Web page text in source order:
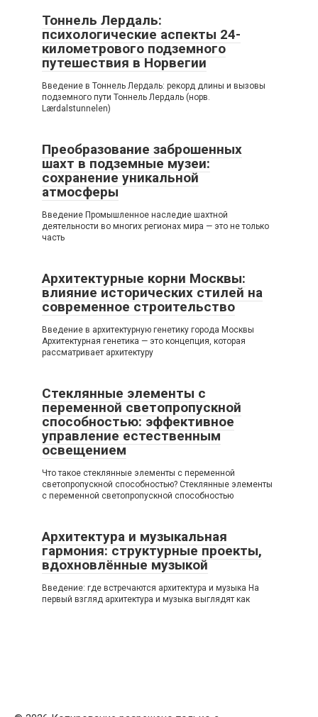
Тоннель Лердаль:
психологические аспекты 24-
километрового подземного
путешествия в Норвегии
Введение в Тоннель Лердаль: рекорд длины и вызовы
подземного пути Тоннель Лердаль (норв.
Lærdalstunnelen)
Преобразование заброшенных
шахт в подземные музеи:
сохранение уникальной
атмосферы
Введение Промышленное наследие шахтной
деятельности во многих регионах мира — это не только
часть
Архитектурные корни Москвы:
влияние исторических стилей на
современное строительство
Введение в архитектурную генетику города Москвы
Архитектурная генетика — это концепция, которая
рассматривает архитектуру
Стеклянные элементы с
переменной светопропускной
способностью: эффективное
управление естественным
освещением
Что такое стеклянные элементы с переменной
светопропускной способностью? Стеклянные элементы
с переменной светопропускной способностью
Архитектура и музыкальная
гармония: структурные проекты,
вдохновлённые музыкой
Введение: где встречаются архитектура и музыка На
первый взгляд архитектура и музыка выглядят как